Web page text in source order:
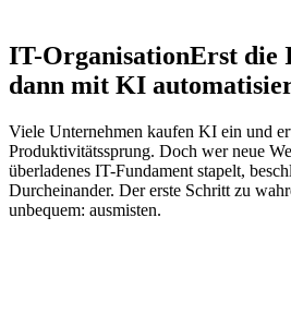
IT-OrganisationErst die
dann mit KI
Viele Unternehmen kaufen KI ein und
Produktivitätssprung. Doch wer neue
überladenes IT-Fundament stapelt,
Durcheinander. Der erste Schritt zu
unbequem: ausmisten.